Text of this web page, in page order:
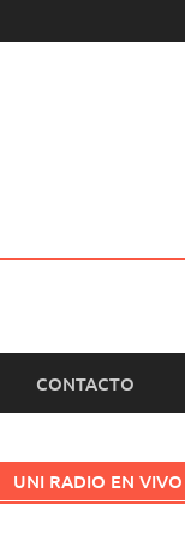
CONTACTO
UNI RADIO EN VIVO